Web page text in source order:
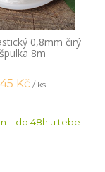
0,8mm čirý
špulka 8m
45 Kč / ks
– do 48h u tebe